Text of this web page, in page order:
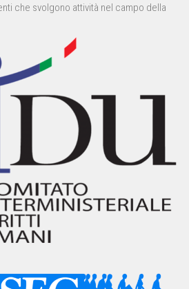
che svolgono attività nel campo della